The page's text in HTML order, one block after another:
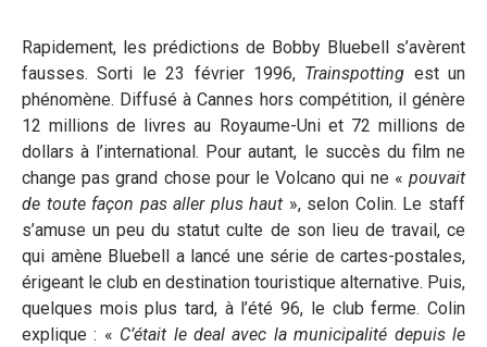
Rapidement, les prédictions de Bobby Bluebell s’avèrent
fausses. Sorti le 23 février 1996, Trainspotting est un
phénomène. Diffusé à Cannes hors compétition, il génère
12 millions de livres au Royaume-Uni et 72 millions de
dollars à l’international. Pour autant, le succès du film ne
change pas grand chose pour le Volcano qui ne « pouvait
de toute façon pas aller plus haut », selon Colin. Le staff
s’amuse un peu du statut culte de son lieu de travail, ce
qui amène Bluebell a lancé une série de cartes-postales,
érigeant le club en destination touristique alternative. Puis,
quelques mois plus tard, à l’été 96, le club ferme. Colin
explique : « C’était le deal avec la municipalité depuis le